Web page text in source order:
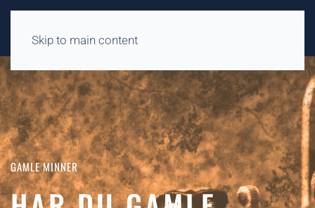
Skip to main content
GAMLE MINNER